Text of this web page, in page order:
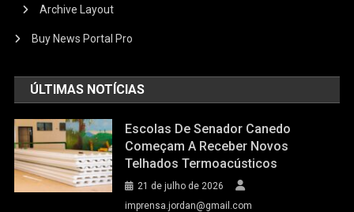
Archive Layout
Buy News Portal Pro
ÚLTIMAS NOTÍCIAS
Escolas De Senador Canedo
Começam A Receber Novos
Telhados Termoacústicos
21 de julho de 2026
imprensa.jordan@gmail.com